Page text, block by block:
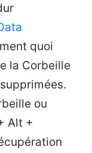
quoi
la Corbeille
ou
Alt +